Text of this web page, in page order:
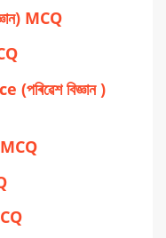
MCQ
বিজ্ঞান )
MCQ